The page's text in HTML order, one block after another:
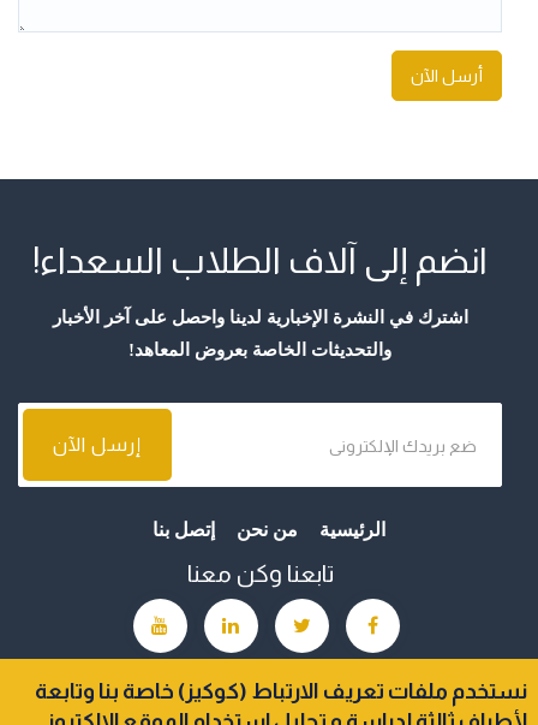
انضم إلى آلاف الطلاب السعداء!
اشترك في النشرة الإخبارية لدينا واحصل على آخر الأخبار
والتحديثات الخاصة بعروض المعاهد!
الرئيسية من نحن إتصل بنا
تابعنا وكن معنا
نستخدم ملفات تعريف الارتباط (كوكيز) خاصة بنا وتابعة